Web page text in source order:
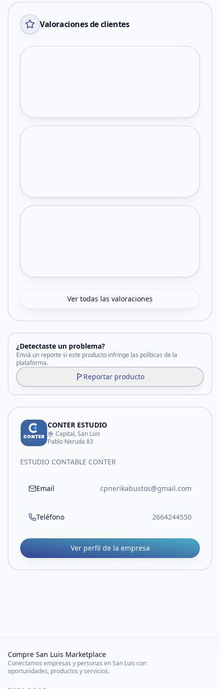
Valoraciones de clientes
Ver todas las valoraciones
¿Detectaste un problema?
Enviá un reporte si este producto infringe las políticas de la
plataforma.
Reportar producto
CONTER ESTUDIO
Capital, San Luis
Pablo Neruda 83
ESTUDIO CONTABLE CONTER
Email cpnerikabustos@gmail.com
Teléfono 2664244550
Ver perfil de la empresa
Compre San Luis Marketplace
Conectamos empresas y personas en San Luis con
oportunidades, productos y servicios.